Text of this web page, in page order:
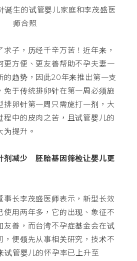
诞生的试管婴儿家庭和李茂盛医
师合照
子，历经千辛万苦！近年来，
更方便、更友善帮助不孕夫妻一
的趋势，因此20年来推出第一支
免于传统排卵针在第一周必须施
排卵针第一周只需施打一剂，大
程中的皮肉之苦，且试管婴儿的
为提升。
剂减少 胚胎基因筛检让婴儿更
事长李茂盛医师表示，新型长效
使用两年多，它的出现、象征不
友善，而台湾不孕症基金会在试
，便领先从事相关研究，技术不
试管婴儿的怀孕率已上升至